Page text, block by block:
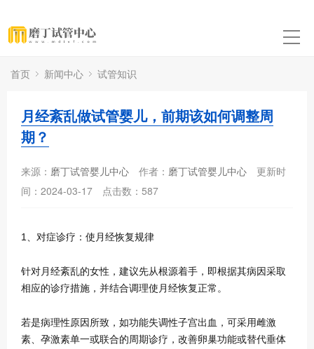
首页 新闻中心 试管知识
月经紊乱做试管婴儿，前期该如何调整周
期？
来源： 磨丁试管婴儿中心 作者： 磨丁试管婴儿中心
更新时
间：2024-03-17
点击数： 587
1、对症诊疗：使月经恢复规律
针对月经紊乱的女性，建议先从根源着手，即根据其病因采取
相应的诊疗措施，并结合调理使月经恢复正常。
若是病理性原因所致，如功能失调性子宫出血，可采用雌激
素、孕激素单一或联合的周期诊疗，改善卵巢功能或替代垂体